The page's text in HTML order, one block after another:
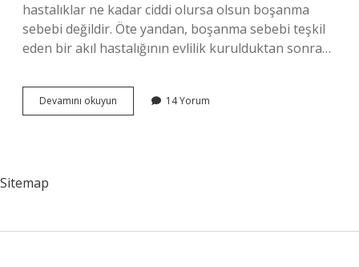
hastalıklar ne kadar ciddi olursa olsun boşanma
sebebi değildir. Öte yandan, boşanma sebebi teşkil
eden bir akıl hastalığının evlilik kurulduktan sonra…
Devamını okuyun
Bayan
14 Yorum
Sitemap